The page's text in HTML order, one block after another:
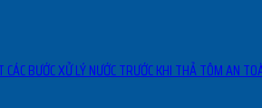
BƯỚC XỬ LÝ NƯỚC TRƯỚC KHI THẢ TÔM AN